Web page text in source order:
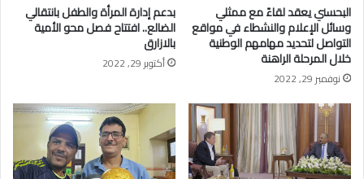
البحسني يعقد لقاءً مع ممثلي
وسائل الإعلام والنشطاء في مواقع
التواصل لتحديد مهامهم الوطنية
خلال المرحلة الراهنة
نوفمبر 29, 2022
بدعم إدارة المرأة والطفل بانتقالي
الضالع.. افتتاح فصل محو الأمية
بالازارق
أكتوبر 29, 2022